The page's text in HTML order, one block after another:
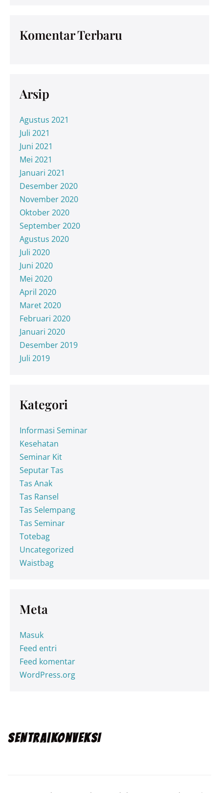
Komentar Terbaru
Arsip
Agustus 2021
Juli 2021
Juni 2021
Mei 2021
Januari 2021
Desember 2020
November 2020
Oktober 2020
September 2020
Agustus 2020
Juli 2020
Juni 2020
Mei 2020
April 2020
Maret 2020
Februari 2020
Januari 2020
Desember 2019
Juli 2019
Kategori
Informasi Seminar
Kesehatan
Seminar Kit
Seputar Tas
Tas Anak
Tas Ransel
Tas Selempang
Tas Seminar
Totebag
Uncategorized
Waistbag
Meta
Masuk
Feed entri
Feed komentar
WordPress.org
SENTRA|KONVEKSI